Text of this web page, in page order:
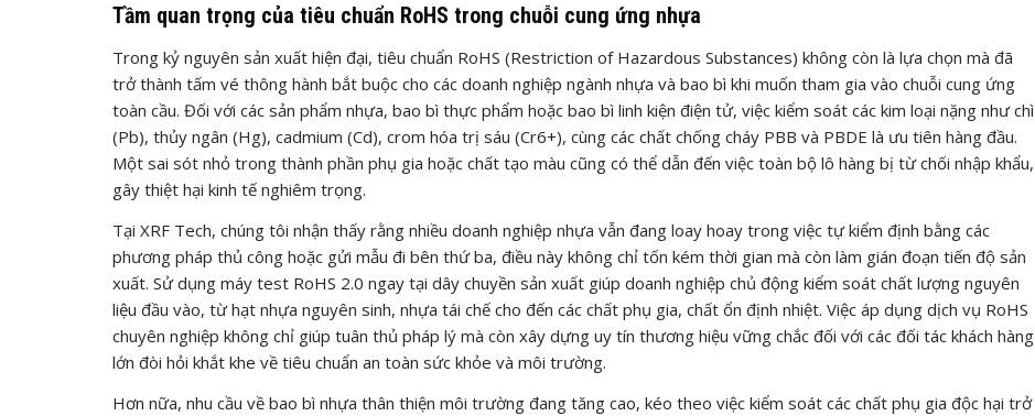
Tầm quan trọng của tiêu chuẩn RoHS trong chuỗi cung ứng nhựa
Trong kỷ nguyên sản xuất hiện đại, tiêu chuẩn RoHS (Restriction of Hazardous Substances) không còn là lựa chọn mà đã
trở thành tấm vé thông hành bắt buộc cho các doanh nghiệp ngành nhựa và bao bì khi muốn tham gia vào chuỗi cung ứng
toàn cầu. Đối với các sản phẩm nhựa, bao bì thực phẩm hoặc bao bì linh kiện điện tử, việc kiểm soát các kim loại nặng như chì
(Pb), thủy ngân (Hg), cadmium (Cd), crom hóa trị sáu (Cr6+), cùng các chất chống cháy PBB và PBDE là ưu tiên hàng đầu.
Một sai sót nhỏ trong thành phần phụ gia hoặc chất tạo màu cũng có thể dẫn đến việc toàn bộ lô hàng bị từ chối nhập khẩu,
gây thiệt hại kinh tế nghiêm trọng.
Tại XRF Tech, chúng tôi nhận thấy rằng nhiều doanh nghiệp nhựa vẫn đang loay hoay trong việc tự kiểm định bằng các
phương pháp thủ công hoặc gửi mẫu đi bên thứ ba, điều này không chỉ tốn kém thời gian mà còn làm gián đoạn tiến độ sản
xuất. Sử dụng máy test RoHS 2.0 ngay tại dây chuyền sản xuất giúp doanh nghiệp chủ động kiểm soát chất lượng nguyên
liệu đầu vào, từ hạt nhựa nguyên sinh, nhựa tái chế cho đến các chất phụ gia, chất ổn định nhiệt. Việc áp dụng dịch vụ RoHS
chuyên nghiệp không chỉ giúp tuân thủ pháp lý mà còn xây dựng uy tín thương hiệu vững chắc đối với các đối tác khách hàng
lớn đòi hỏi khắt khe về tiêu chuẩn an toàn sức khỏe và môi trường.
Hơn nữa, nhu cầu về bao bì nhựa thân thiện môi trường đang tăng cao, kéo theo việc kiểm soát các chất phụ gia độc hại trở